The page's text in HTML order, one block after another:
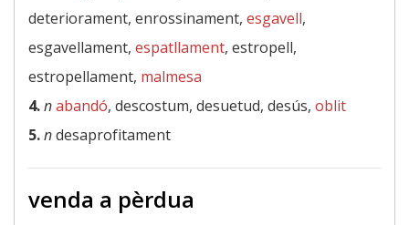
deteriorament, enrossinament, esgavell,
esgavellament, espatllament, estropell,
estropellament, malmesa
4.nabandó, descostum, desuetud, desús, oblit
5.ndesaprofitament
venda a pèrdua